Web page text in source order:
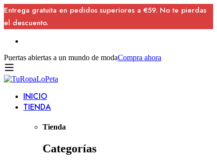
Entrega gratuita en pedidos superiores a €59. No te pierdas
el descuento.
Puertas abiertas a un mundo de modaCompra ahora
INICIO
TIENDA
Tienda
Categorías